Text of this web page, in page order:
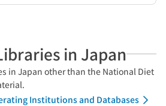
in Japan
in Japan other than the National Diet
Institutions and Databases